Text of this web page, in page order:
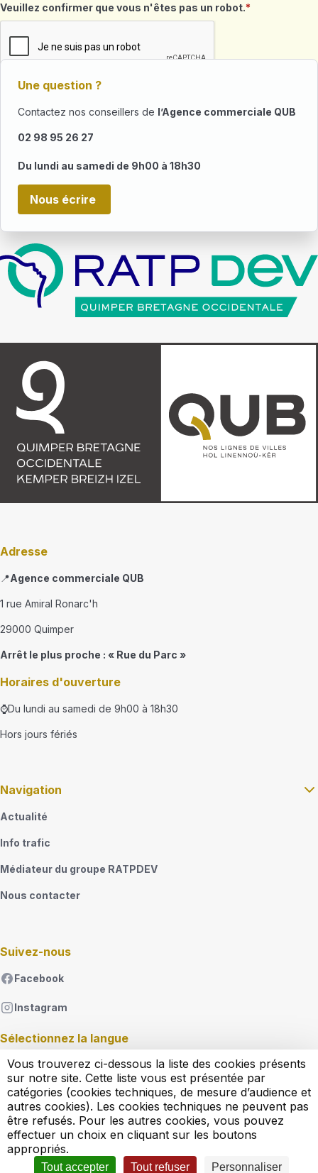
Champ requis
Veuillez confirmer que vous n'êtes pas un robot.
Une question ?
Contactez nos conseillers de l’Agence commerciale QUB
02 98 95 26 27
Du lundi au samedi de 9h00 à 18h30
Nous écrire
Adresse
📍Agence commerciale QUB
1 rue Amiral Ronarc'h
29000 Quimper
Arrêt le plus proche : « Rue du Parc »
Horaires d'ouverture
⌚Du lundi au samedi de 9h00 à 18h30
Hors jours fériés
Navigation
Actualité
Info trafic
Médiateur du groupe RATPDEV
Nous contacter
Suivez-nous
Facebook
Instagram
Sélectionnez la langue
French
Lister les actions supplémentaires
Règlement d'exploitation
Conditions générales de vente
Conditions générales d'utilisation
Vous trouverez ci-dessous la liste des cookies présents
sur notre site. Cette liste vous est présentée par
catégories (cookies techniques, de mesure d’audience et
autres cookies). Les cookies techniques ne peuvent pas
être refusés. Pour les autres cookies, vous pouvez
effectuer un choix en cliquant sur les boutons
appropriés.
Tout accepter Tout refuser Personnaliser